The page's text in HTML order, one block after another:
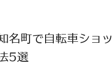
名町で自転車ショ
5選